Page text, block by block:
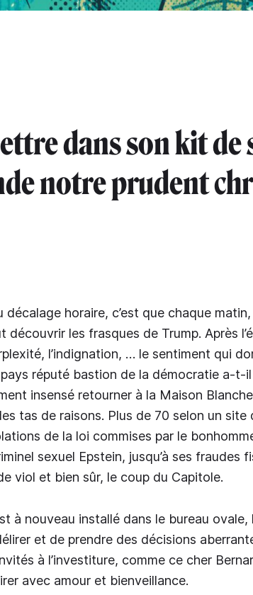
dans son kit de
notre prudent
décalage horaire, c’est que chaque
découvrir les frasques de Trump. Après
l’indignation, … le sentiment qui
réputé bastion de la démocratie a-t-
insensé retourner à la Maison
tas de raisons. Plus de 70 selon un site
de la loi commises par le
sexuel Epstein, jusqu’à ses fraudes
viol et bien sûr, le coup du Capitole.
à nouveau installé dans le bureau ovale,
et de prendre des décisions
à l’investiture, comme ce cher
avec amour et bienveillance.